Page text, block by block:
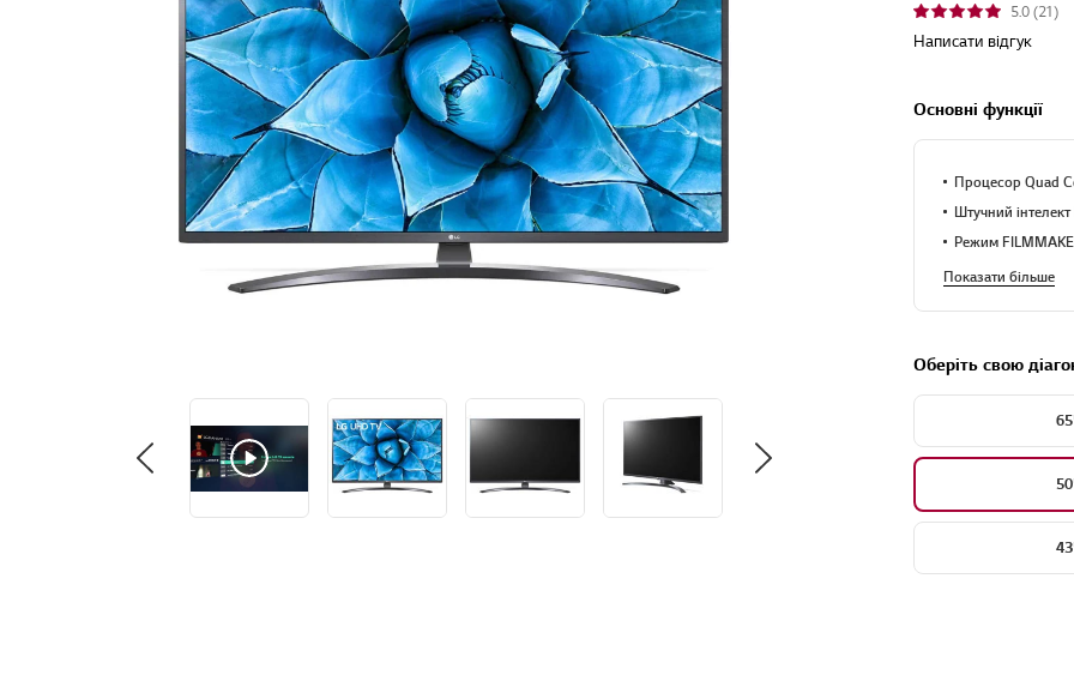
5.0 (21)
Написати відгук
Основні функції
Процесор Quad
Штучний
Режим
Показати більше
Оберіть свою